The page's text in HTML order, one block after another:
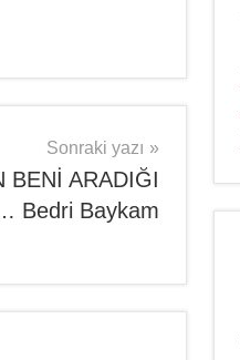
Sonraki yazı
BENİ ARADIĞI
Bedri Baykam